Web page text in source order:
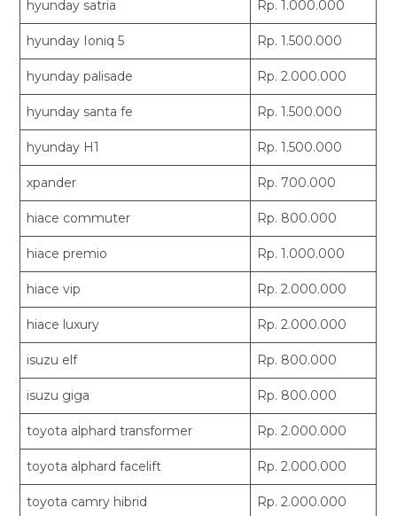
hyunday satria Rp. 1.000.000
hyunday Ioniq 5 Rp. 1.500.000
hyunday palisade Rp. 2.000.000
hyunday santa fe Rp. 1.500.000
hyunday H1 Rp. 1.500.000
xpander Rp. 700.000
hiace commuter Rp. 800.000
hiace premio Rp. 1.000.000
hiace vip Rp. 2.000.000
hiace luxury Rp. 2.000.000
isuzu elf Rp. 800.000
isuzu giga Rp. 800.000
toyota alphard transformer Rp. 2.000.000
toyota alphard facelift Rp. 2.000.000
toyota camry hibrid Rp. 2.000.000